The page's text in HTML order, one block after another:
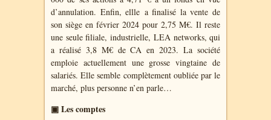
d’annulation. Enfin, ellle a finalisé la vente de
son siège en février 2024 pour 2,75 M€. Il reste
une seule filiale, industrielle, LEA networks, qui
a réalisé 3,8 M€ de CA en 2023. La société
emploie actuellement une grosse vingtaine de
salariés. Elle semble complètement oubliée par le
marché, plus personne n’en parle…
▣ Les comptes